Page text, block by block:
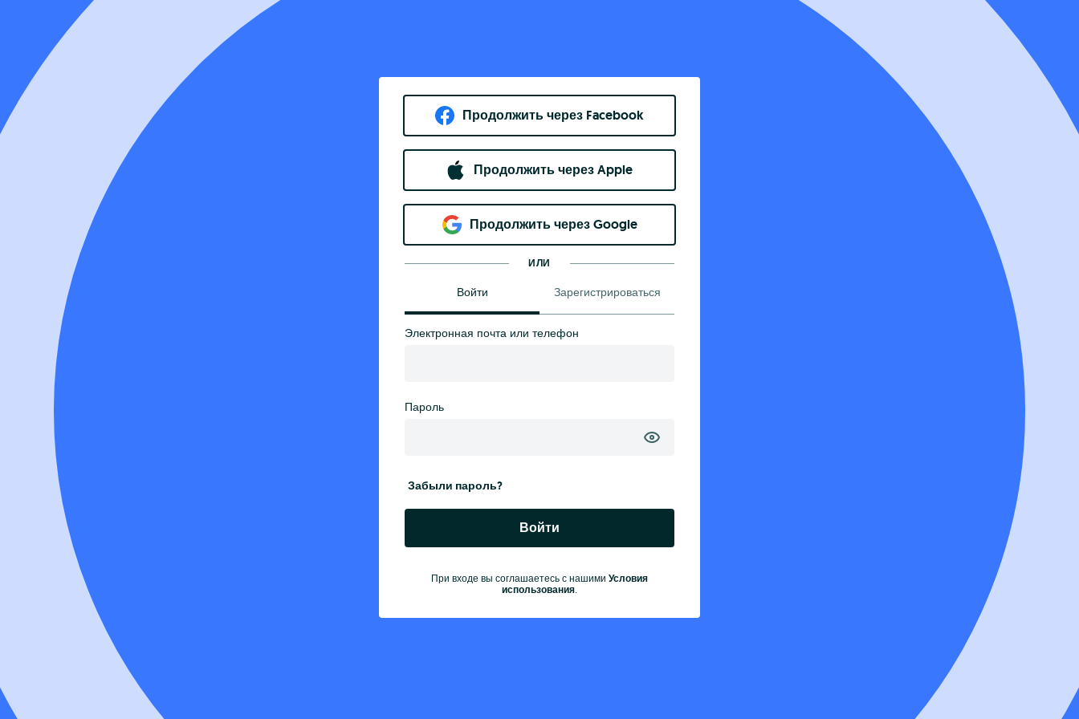
Продолжить через Facebook
Продолжить через Apple
Продолжить через Google
ИЛИ
Войти Зарегистрироваться
Электронная почта или телефон
Пароль
Забыли пароль?
Войти
При входе вы соглашаетесь с нашими Условия
использования.